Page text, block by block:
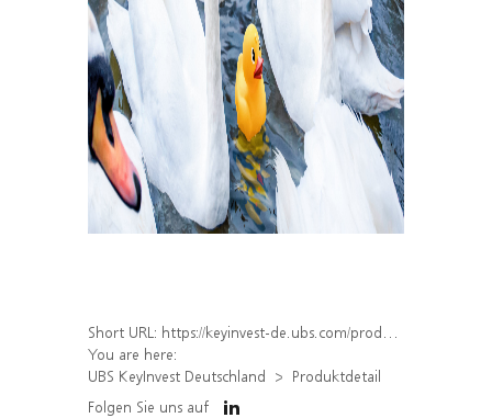
Short URL: https://keyinvest-de.ubs.com/produkt/detail/index/isin/DE000WA8YAB2
You are here:
UBS KeyInvest Deutschland
Produktdetail
Folgen Sie uns auf